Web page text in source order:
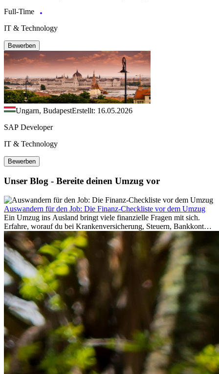
Full-Time
IT & Technology
Bewerben
Ungarn, BudapestErstellt: 16.05.2026
SAP Developer
IT & Technology
Bewerben
Unser Blog - Bereite deinen Umzug vor
Auswandern für den Job: Die Finanz-Checkliste vor dem Umzug
Ein Umzug ins Ausland bringt viele finanzielle Fragen mit sich.
Erfahre, worauf du bei Krankenversicherung, Steuern, Bankkonto,
Rücklagen und Budgetplanung achten solltest, damit dein Neustart
im Ausland reibungslos gelingt.